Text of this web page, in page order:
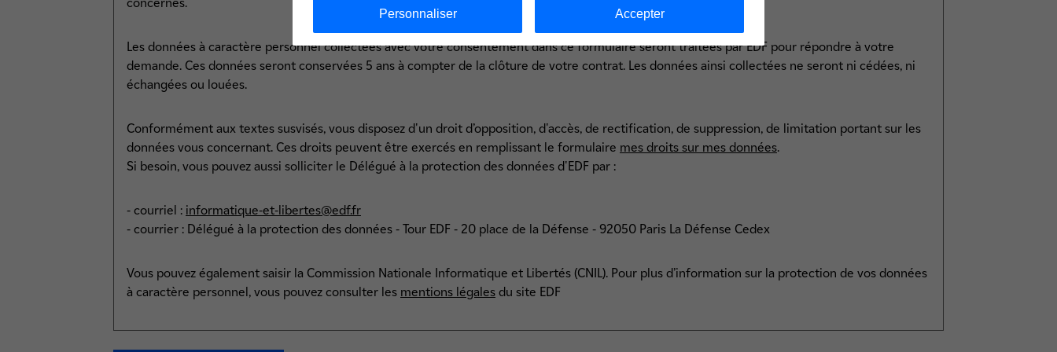
Les données à caractère personnel collectées avec votre consentement dans ce formulaire seront traitées par EDF pour répondre à votre
demande. Ces données seront conservées 5 ans à compter de la clôture de votre contrat. Les données ainsi collectées ne seront ni cédées, ni
échangées ou louées.
Conformément aux textes susvisés, vous disposez d'un droit d’opposition, d'accès, de rectification, de suppression, de limitation portant sur les
données vous concernant. Ces droits peuvent être exercés en remplissant le formulaire mes droits sur mes données.
Si besoin, vous pouvez aussi solliciter le Délégué à la protection des données d'EDF par :
- courriel : informatique-et-libertes@edf.fr
- courrier : Délégué à la protection des données - Tour EDF - 20 place de la Défense - 92050 Paris La Défense Cedex
Vous pouvez également saisir la Commission Nationale Informatique et Libertés (CNIL). Pour plus d’information sur la protection de vos données
à caractère personnel, vous pouvez consulter les mentions légales du site EDF
Personnaliser Accepter